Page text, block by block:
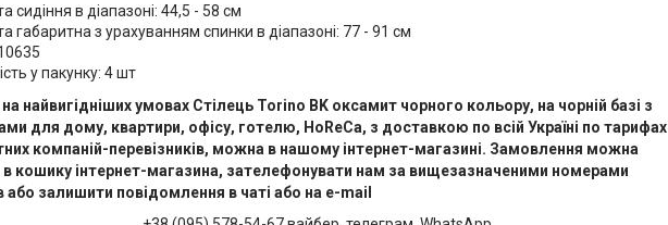
сидіння в діапазоні: 44,5 - 58 см
габаритна з урахуванням спинки в діапазоні: 77 - 91 см
у пакунку: 4 шт
найвигідніших умовах Стілець Torino BK оксамит чорного кольору, на чорній базі з
для дому, квартири, офісу, готелю, HoReCa, з доставкою по всій Україні по тарифах
компаній-перевізників, можна в нашому інтернет-магазині. Замовлення можна
кошику інтернет-магазина, зателефонувати нам за вищезазначеними номерами
або залишити повідомлення в чаті або на e-mail